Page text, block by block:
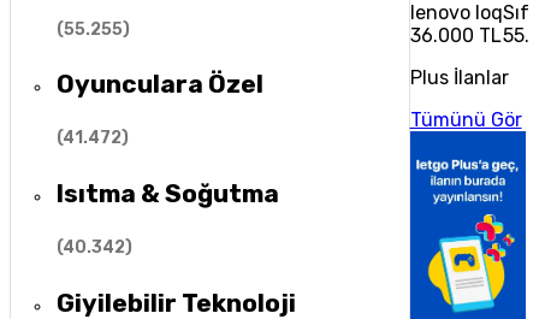
(55.255)
Oyunculara Özel
(41.472)
Isıtma & Soğutma
(40.342)
Giyilebilir Teknoloji
lenovo loq
36.000 TL
Plus İlanlar
Tümünü Gör